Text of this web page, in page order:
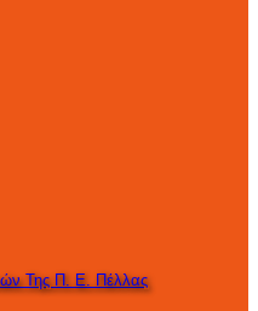
Της Π. Ε. Πέλλας